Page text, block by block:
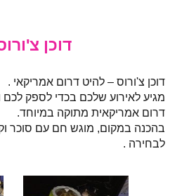
דוכן
דוכן צ'ורוס – להיט דרום אמריקאי .
מגיע לאירוע שלכם בכדי לספק לכם
דרום אמריקאית מתוקה במיוחד.
בהכנה במקום, מוגש חם עם סוכר
לבחירה .